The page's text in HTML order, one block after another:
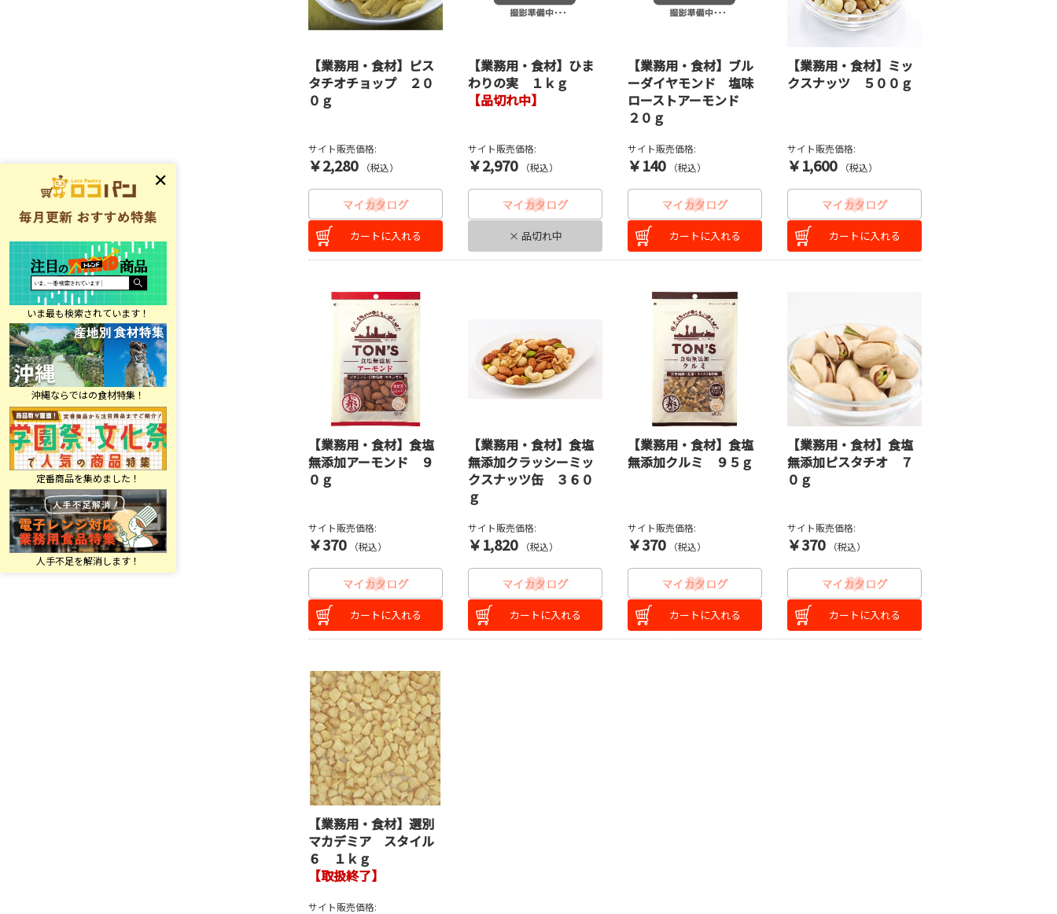
【業務用・食材】ピス
タチオチョップ ２０
０ｇ
サイト販売価格:
￥2,280 （税込）
カートに入れる
【業務用・食材】ひま
わりの実 １ｋｇ
【品切れ中】
サイト販売価格:
￥2,970 （税込）
× 品切れ中
【業務用・食材】ブル
ーダイヤモンド 塩味
ローストアーモンド
２０ｇ
サイト販売価格:
￥140 （税込）
カートに入れる
【業務用・食材】ミッ
クスナッツ ５００ｇ
サイト販売価格:
￥1,600 （税込）
カートに入れる
【業務用・食材】食塩
無添加アーモンド ９
０ｇ
サイト販売価格:
￥370 （税込）
カートに入れる
【業務用・食材】食塩
無添加クラッシーミッ
クスナッツ缶 ３６０
ｇ
サイト販売価格:
￥1,820 （税込）
カートに入れる
【業務用・食材】食塩
無添加クルミ ９５ｇ
サイト販売価格:
￥370 （税込）
カートに入れる
【業務用・食材】食塩
無添加ピスタチオ ７
０ｇ
サイト販売価格:
￥370 （税込）
カートに入れる
【業務用・食材】選別
マカデミア スタイル
６ １ｋｇ
【取扱終了】
サイト販売価格: